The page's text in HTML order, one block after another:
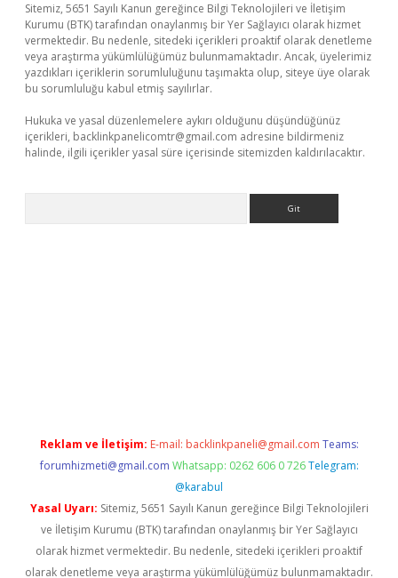
Sitemiz, 5651 Sayılı Kanun gereğince Bilgi Teknolojileri ve İletişim
Kurumu (BTK) tarafından onaylanmış bir Yer Sağlayıcı olarak hizmet
vermektedir. Bu nedenle, sitedeki içerikleri proaktif olarak denetleme
veya araştırma yükümlülüğümüz bulunmamaktadır. Ancak, üyelerimiz
yazdıkları içeriklerin sorumluluğunu taşımakta olup, siteye üye olarak
bu sorumluluğu kabul etmiş sayılırlar.
Hukuka ve yasal düzenlemelere aykırı olduğunu düşündüğünüz
içerikleri, backlinkpanelicomtr@gmail.com adresine bildirmeniz
halinde, ilgili içerikler yasal süre içerisinde sitemizden kaldırılacaktır.
Reklam ve İletişim: E-mail: backlinkpaneli@gmail.com Teams:
forumhizmeti@gmail.com Whatsapp: 0262 606 0 726 Telegram:
@karabul
Yasal Uyarı: Sitemiz, 5651 Sayılı Kanun gereğince Bilgi Teknolojileri
ve İletişim Kurumu (BTK) tarafından onaylanmış bir Yer Sağlayıcı
olarak hizmet vermektedir. Bu nedenle, sitedeki içerikleri proaktif
olarak denetleme veya araştırma yükümlülüğümüz bulunmamaktadır.